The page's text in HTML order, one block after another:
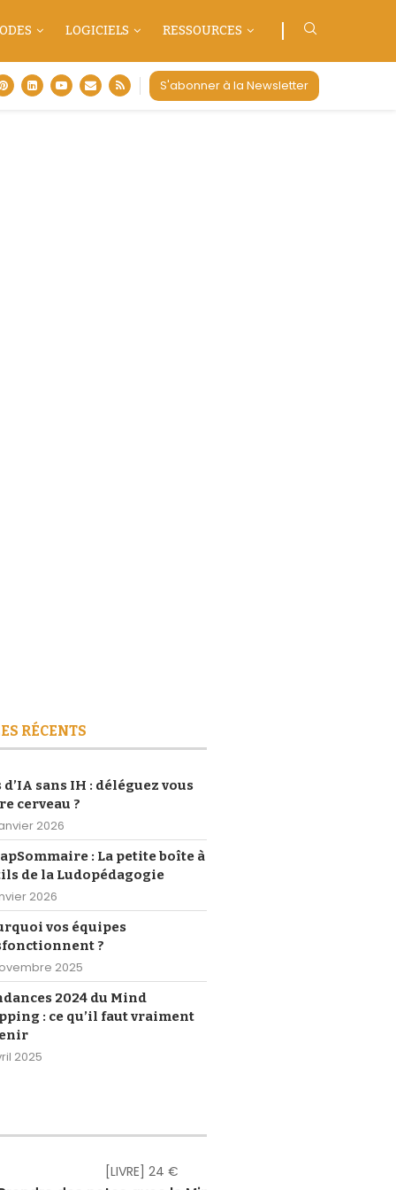
LOGICIELS RESSOURCES
S'abonner à la Newsletter
RÉCENTS
d’IA sans IH : déléguez vous
cerveau ?
2026
: La petite boîte à
de la Ludopédagogie
2026
vos équipes
?
2025
2024 du Mind
: ce qu’il faut vraiment
2025